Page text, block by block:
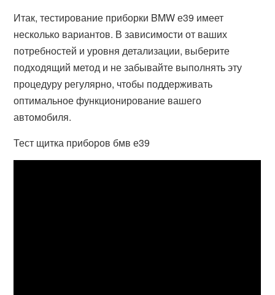
Итак, тестирование приборки BMW е39 имеет
несколько вариантов. В зависимости от ваших
потребностей и уровня детализации, выберите
подходящий метод и не забывайте выполнять эту
процедуру регулярно, чтобы поддерживать
оптимальное функционирование вашего
автомобиля.
Тест щитка приборов бмв е39